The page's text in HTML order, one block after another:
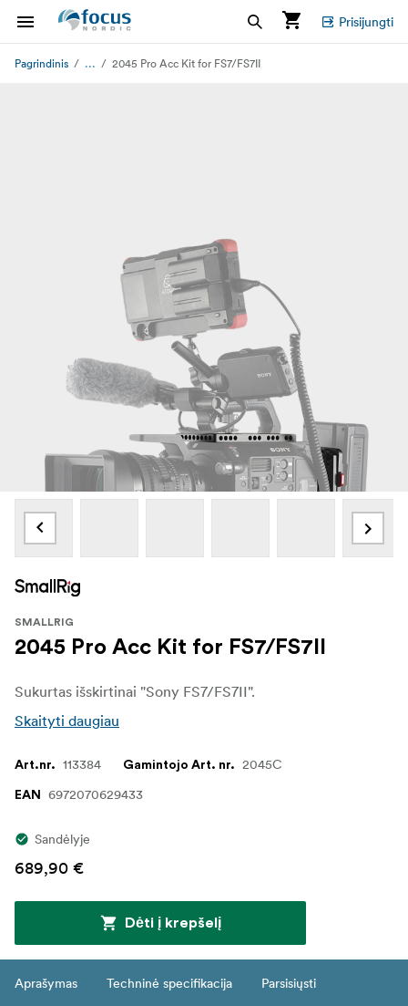
Prisijungti
Pagrindinis ... 2045 Pro Acc Kit for FS7/FS7II
SMALLRIG
2045 Pro Acc Kit for FS7/FS7II
Sukurtas išskirtinai "Sony FS7/FS7II".
Skaityti daugiau
Art.nr. 113384 Gamintojo Art. nr. 2045C
EAN 6972070629433
Sandėlyje
689,90 €
Dėti į krepšelį
Aprašymas Techninė specifikacija Parsisiųsti